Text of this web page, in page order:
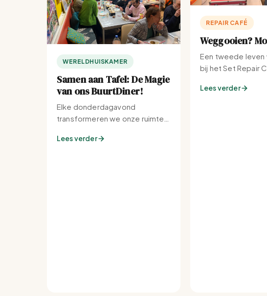
WERELDHUISKAMER
Samen aan Tafel: De Magie
van ons BuurtDiner!
Elke donderdagavond
transformeren we onze ruimte
buurt.
Lees verder
REPAIR CAFÉ
Weggooien?
Een tweede leven
bij het Set Repair
Lees verder